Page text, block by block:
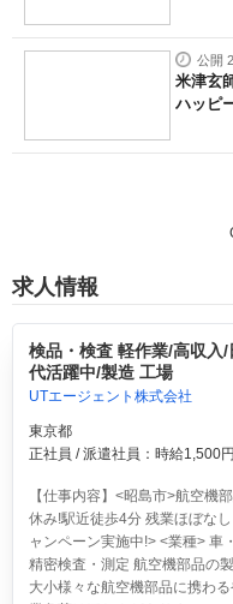
公開
米津玄
ハッピ
求人情報
検品・検査 軽作業/高収入
代活躍中/製造 工場
UTエージェント株式会社
東京都
正社員 / 派遣社員：時給1,500
【仕事内容】<昭島市>航空機
休み!駅近徒歩4分 残業ほぼな
ャンペーン実施中!> <業種> 車
精密検査・測定 航空機部品の
大小様々な航空機部品に携わ